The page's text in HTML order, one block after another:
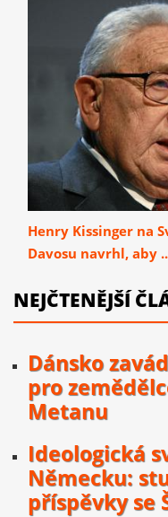
Henry Kissinger na
Davosu navrhl, aby
NEJČTENĚJŠÍ
Dánsko
pro
Metanu
Ideologická
Německu:
příspěvky se